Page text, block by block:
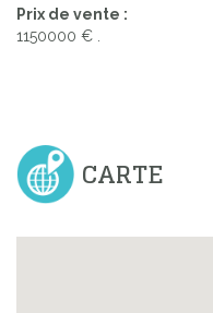
Prix de vente :
1150000 € .
CARTE